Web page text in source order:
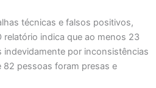
técnicas e falsos positivos,
relatório indica que ao menos 23
por inconsistências
pessoas foram presas e